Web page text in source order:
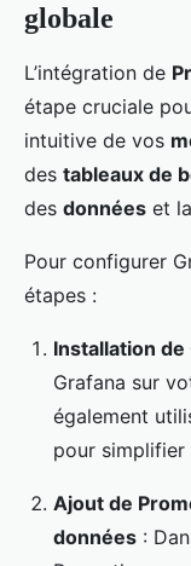
globale
L’intégration de
étape cruciale
intuitive de vos
des tableaux de
des données et
Pour configurer
étapes :
Installation de
Grafana sur
également
pour simplifier
Ajout de
données :